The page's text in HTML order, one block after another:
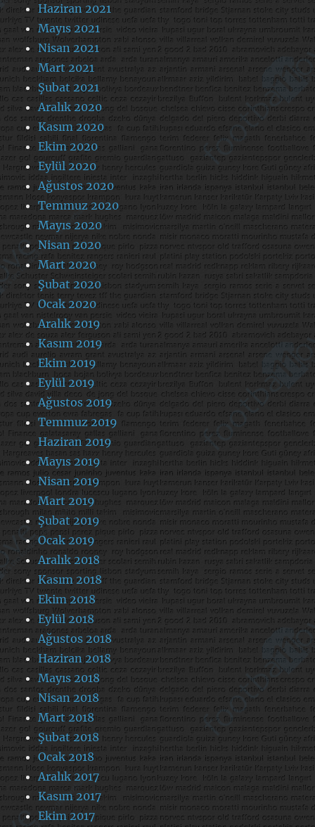
Haziran 2021
Mayıs 2021
Nisan 2021
Mart 2021
Şubat 2021
Aralık 2020
Kasım 2020
Ekim 2020
Eylül 2020
Ağustos 2020
Temmuz 2020
Mayıs 2020
Nisan 2020
Mart 2020
Şubat 2020
Ocak 2020
Aralık 2019
Kasım 2019
Ekim 2019
Eylül 2019
Ağustos 2019
Temmuz 2019
Haziran 2019
Mayıs 2019
Nisan 2019
Mart 2019
Şubat 2019
Ocak 2019
Aralık 2018
Kasım 2018
Ekim 2018
Eylül 2018
Ağustos 2018
Haziran 2018
Mayıs 2018
Nisan 2018
Mart 2018
Şubat 2018
Ocak 2018
Aralık 2017
Kasım 2017
Ekim 2017